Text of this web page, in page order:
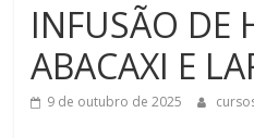
INFUSÃO DE
ABACAXI E
9 de outubro de 2025